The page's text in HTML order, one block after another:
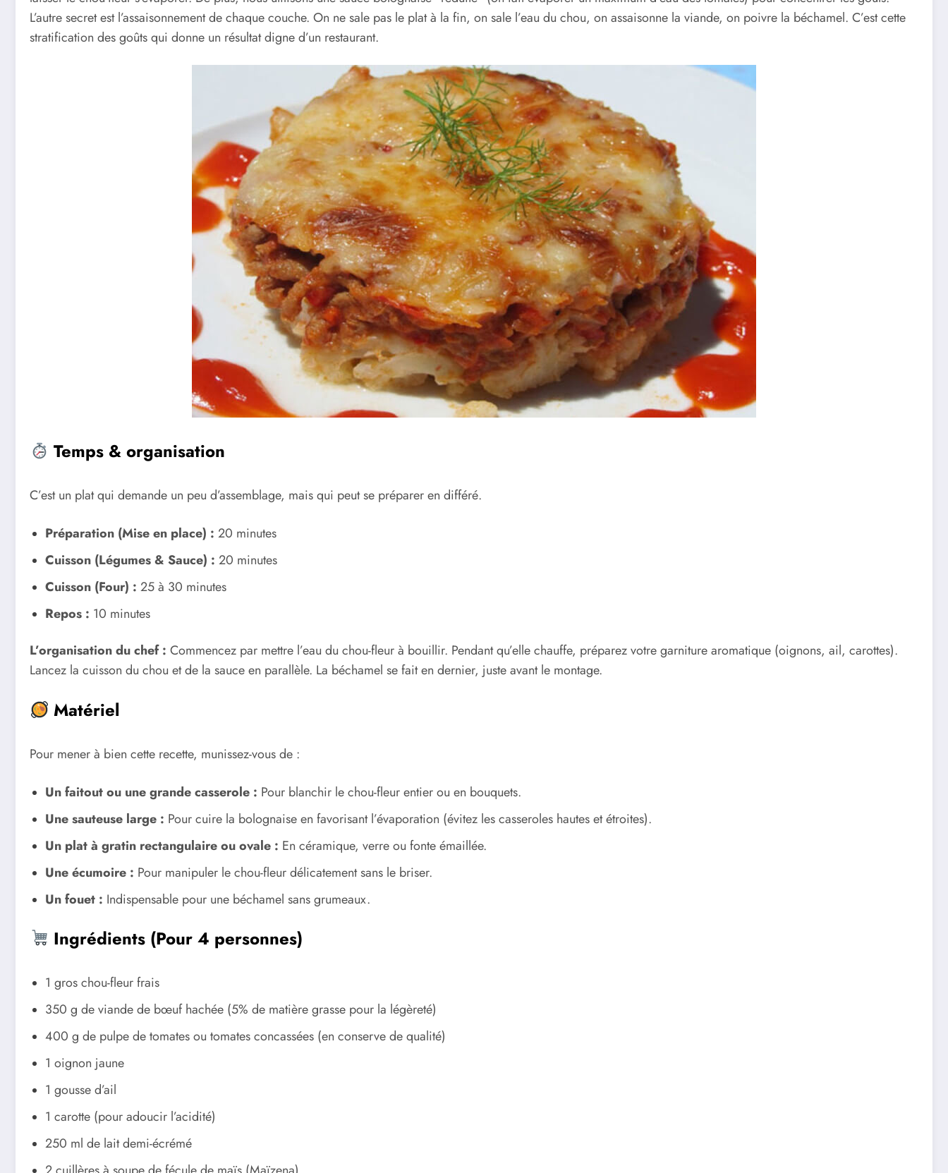
L’autre secret est l’assaisonnement de chaque couche. On ne sale pas le plat à la fin, on sale l’eau du chou, on assaisonne la viande, on poivre la béchamel. C’est cette
stratification des goûts qui donne un résultat digne d’un restaurant.
Temps & organisation
C’est un plat qui demande un peu d’assemblage, mais qui peut se préparer en différé.
Préparation (Mise en place) : 20 minutes
Cuisson (Légumes & Sauce) : 20 minutes
Cuisson (Four) : 25 à 30 minutes
Repos : 10 minutes
L’organisation du chef : Commencez par mettre l’eau du chou-fleur à bouillir. Pendant qu’elle chauffe, préparez votre garniture aromatique (oignons, ail, carottes).
Lancez la cuisson du chou et de la sauce en parallèle. La béchamel se fait en dernier, juste avant le montage.
Matériel
Pour mener à bien cette recette, munissez-vous de :
Un faitout ou une grande casserole : Pour blanchir le chou-fleur entier ou en bouquets.
Une sauteuse large : Pour cuire la bolognaise en favorisant l’évaporation (évitez les casseroles hautes et étroites).
Un plat à gratin rectangulaire ou ovale : En céramique, verre ou fonte émaillée.
Une écumoire : Pour manipuler le chou-fleur délicatement sans le briser.
Un fouet : Indispensable pour une béchamel sans grumeaux.
Ingrédients (Pour 4 personnes)
1 gros chou-fleur frais
350 g de viande de bœuf hachée (5% de matière grasse pour la légèreté)
400 g de pulpe de tomates ou tomates concassées (en conserve de qualité)
1 oignon jaune
1 gousse d’ail
1 carotte (pour adoucir l’acidité)
250 ml de lait demi-écrémé